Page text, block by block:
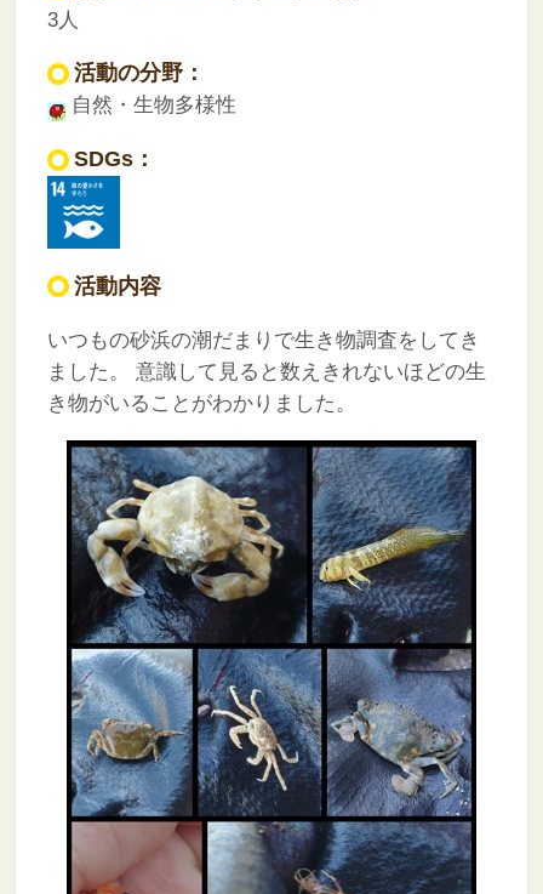
3人
活動の分野：
自然・生物多様性
SDGs：
活動内容
いつもの砂浜の潮だまりで生き物調査をしてき
ました。
意識して見ると数えきれないほどの生
き物がいることがわかりました。